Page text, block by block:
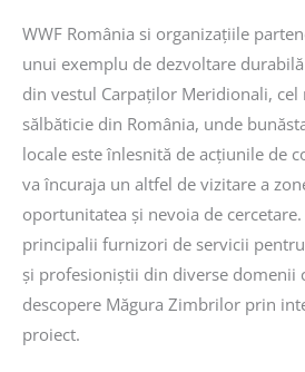
WWF România si organizațiile
unui exemplu de dezvoltare
din vestul Carpaților Meridionali,
sălbăticie din România, unde
locale este înlesnită de acțiunile de
va încuraja un altfel de vizitare a
oportunitatea și nevoia de
principalii furnizori de servicii
și profesioniștii din diverse domenii
descopere Măgura Zimbrilor prin
proiect.